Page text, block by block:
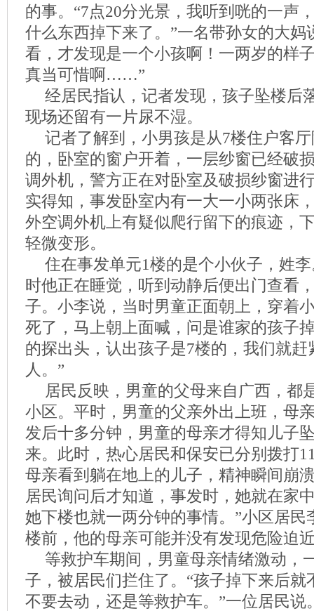
的事。“7点20分光景，我听到咣的一声
什么东西掉下来了。”一名带孙女的大妈
看，才发现是一个小孩啊！一两岁的样
真当可惜啊……”
经居民指认，记者发现，孩子坠楼后
现场还留有一片尿不湿。
记者了解到，小男孩是从7楼住户客
的，卧室的窗户开着，一层纱窗已经破
调外机，警方正在对卧室及破损纱窗进
实得知，事发卧室内有一大一小两张床
外空调外机上有疑似爬行留下的痕迹，
轻微变形。
住在事发单元1楼的是个小伙子，姓
时他正在睡觉，听到动静后便出门查看
子。小李说，当时男童正面朝上，穿着
死了，马上朝上面喊，问是谁家的孩子
的探出头，认出孩子是7楼的，我们就
人。”
居民反映，男童的父母来自广西，都
小区。平时，男童的父亲外出上班，母
发后十多分钟，男童的母亲才得知儿子
来。此时，热心居民和保安已分别拨打
母亲看到躺在地上的儿子，精神瞬间崩
居民询问后才知道，事发时，她就在家
她下楼也就一两分钟的事情。”小区居民
楼前，他的母亲可能并没有发现危险迫
等救护车期间，男童母亲情绪激动，
子，被居民们拦住了。“孩子掉下来后就
不要去动，还是等救护车。”一位居民说